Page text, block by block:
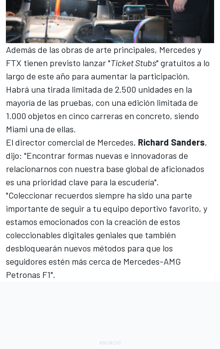
Además de las obras de arte principales, Mercedes y
FTX tienen previsto lanzar "Ticket Stubs" gratuitos a lo
largo de este año para aumentar la participación.
Habrá una tirada limitada de 2.500 unidades en la
mayoría de las pruebas, con una edición limitada de
1.000 objetos en cinco carreras en concreto, siendo
Miami una de ellas.
El director comercial de Mercedes, Richard Sanders,
dijo: "Encontrar formas nuevas e innovadoras de
relacionarnos con nuestra base global de aficionados
es una prioridad clave para la escudería".
"Coleccionar recuerdos siempre ha sido una parte
importante de seguir a tu equipo deportivo favorito, y
estamos emocionados con la creación de estos
coleccionables digitales geniales que también
desbloquearán nuevos métodos para que los
seguidores estén más cerca de Mercedes-AMG
Petronas F1".